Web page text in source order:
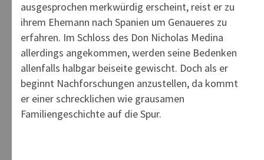
ausgesprochen merkwürdig erscheint, reist er zu
ihrem Ehemann nach Spanien um Genaueres zu
erfahren. Im Schloss des Don Nicholas Medina
allerdings angekommen, werden seine Bedenken
allenfalls halbgar beiseite gewischt. Doch als er
beginnt Nachforschungen anzustellen, da kommt
er einer schrecklichen wie grausamen
Familiengeschichte auf die Spur.